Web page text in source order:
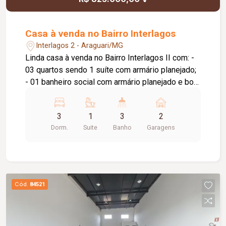
Casa à venda no Bairro Interlagos
Interlagos 2 - Araguari/MG
Linda casa à venda no Bairro Interlagos II com: -
03 quartos sendo 1 suíte com armário planejado;
- 01 banheiro social com armário planejado e box
jantar; - 01 área de luz; - 01 cozinha planejada; -
01 área gourmet com churrasqueira, bancada, pia
e lavabo; - 01 lavanderia; - 01 despensa; - jardim;
3
Dorm.
1
Suite
3
Banho
2
Garagens
Cód. 84521